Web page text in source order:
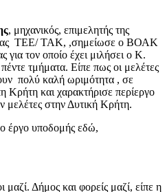
, μηχανικός, επιμελητής της
ΤΕΕ/ ΤΑΚ, ,σημείωσε ο ΒΟΑΚ
για τον οποίο έχει μιλήσει ο Κ.
τμήματα. Είπε πως οι μελέτες
πολύ καλή ωριμότητα , σε
Κρήτη και χαρακτήρισε περίεργο
μελέτες στην Δυτική Κρήτη.
έργο υποδομής εδώ,
Δήμος και φορείς μαζί, είπε η